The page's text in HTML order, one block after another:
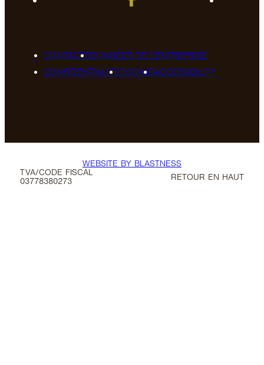
CONTACTSDONNÉES DE L'ENTREPRISE
CONFIDENTIALITÉCOOKIEACCESSIBILITY
TVA/CODE FISCAL
03778380273
WEBSITE BY BLASTNESS
RETOUR EN HAUT